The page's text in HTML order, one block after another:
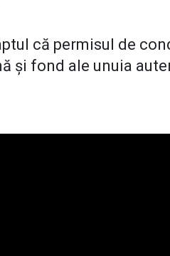
că permisul de
și fond ale unuia